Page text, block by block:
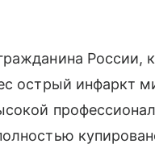
России,
острый инфаркт